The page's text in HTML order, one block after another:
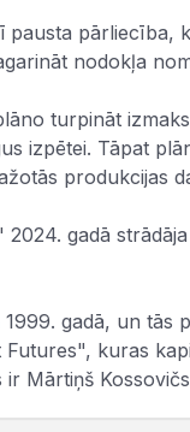
pausta pārliecība,
nodokļa
turpināt
izpētei. Tāpat
produkcijas
gadā
gadā, un
kuras
Mārtiņš